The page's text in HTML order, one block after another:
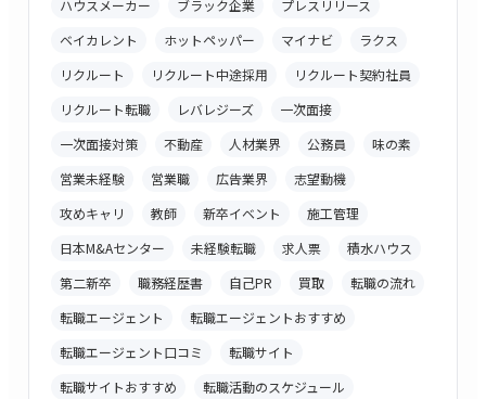
ハウスメーカー ブラック企業
プレスリリース
ベイカレント
ホットペッパー マイナビ
ラクス
リクルート
リクルート中途採用
リクルート契約社員
リクルート転職
レバレジーズ
一次面接
一次面接対策
不動産 人材業界 公務員
味の素
営業未経験
営業職 広告業界
志望動機
攻めキャリ
教師 新卒イベント
施工管理
日本M&Aセンター
未経験転職 求人票
積水ハウス
第二新卒
職務経歴書 自己PR 買取
転職の流れ
転職エージェント
転職エージェントおすすめ
転職エージェント口コミ
転職サイト
転職サイトおすすめ
転職活動のスケジュール